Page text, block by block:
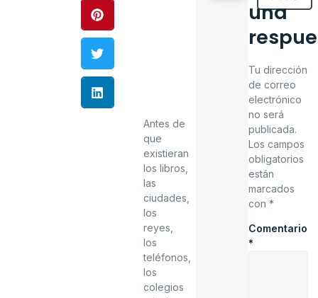
Antes de
que
existieran
los libros,
las
ciudades,
los
reyes,
los
teléfonos,
los
colegios
una
Tu dirección
de correo
electrónico
no será
publicada.
Los campos
obligatorios
están
marcados
con*
Comentario
*